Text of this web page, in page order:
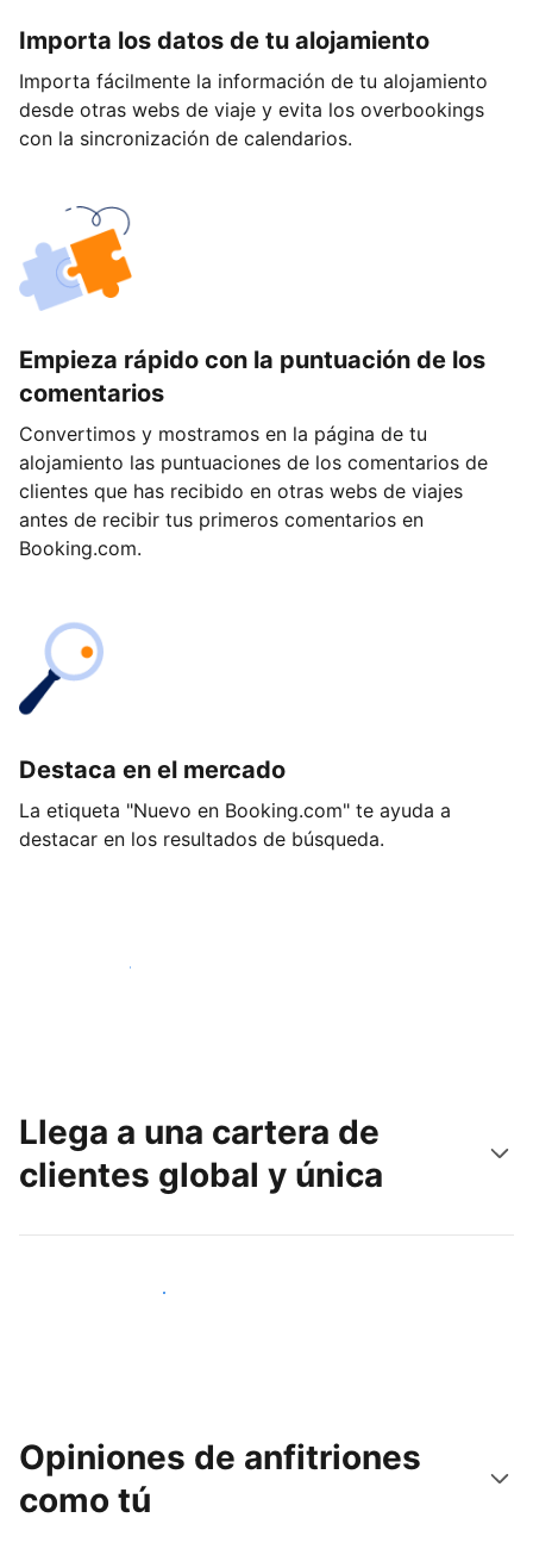
Importa los datos de tu alojamiento
Importa fácilmente la información de tu alojamiento
desde otras webs de viaje y evita los overbookings
con la sincronización de calendarios.
Empieza rápido con la puntuación de los
comentarios
Convertimos y mostramos en la página de tu
alojamiento las puntuaciones de los comentarios de
clientes que has recibido en otras webs de viajes
antes de recibir tus primeros comentarios en
Booking.com.
Destaca en el mercado
La etiqueta "Nuevo en Booking.com" te ayuda a
destacar en los resultados de búsqueda.
Empieza hoy mismo
Llega a una cartera de
clientes global y única
Llega a nuevos clientes hoy
Opiniones de anfitriones
como tú